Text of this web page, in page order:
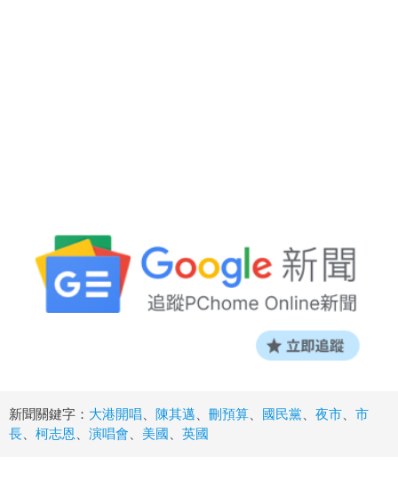
新聞關鍵字： 大港開唱 陳其邁 刪預算 國民黨 夜市
市
長
柯志恩 演唱會 美國 英國